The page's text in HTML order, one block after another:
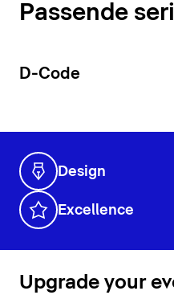
Passende
D-Code
Design
Excellence
Upgrade your